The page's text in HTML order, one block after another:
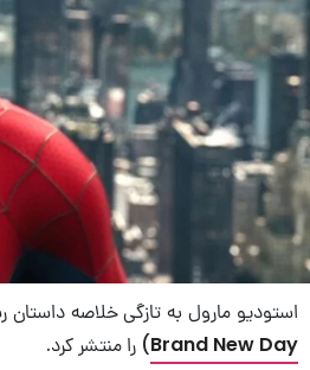
استودیو مارول به تازگی خلاصه داستان
Brand New Day) را منتشر کرد.